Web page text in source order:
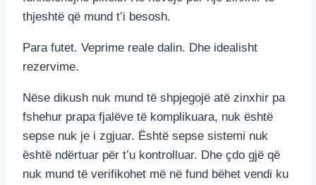
thjeshtë që mund t’i besosh.
Para futet. Veprime reale dalin. Dhe idealisht
rezervime.
Nëse dikush nuk mund të shpjegojë atë zinxhir pa
fshehur prapa fjalëve të komplikuara, nuk është
sepse nuk je i zgjuar. Është sepse sistemi nuk
është ndërtuar për t’u kontrolluar. Dhe çdo gjë që
nuk mund të verifikohet më në fund bëhet vendi ku